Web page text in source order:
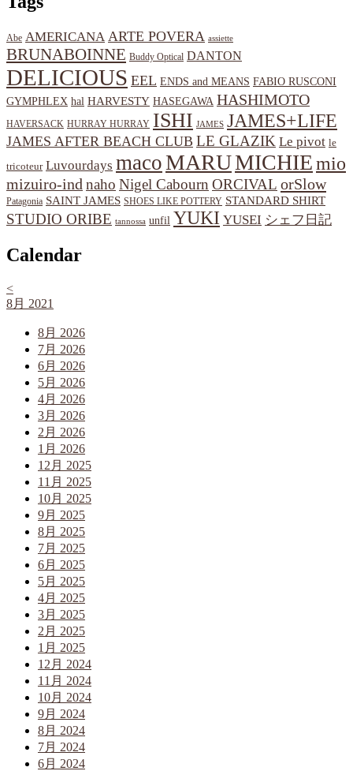
Abe AMERICANA ARTE POVERA assiette
BRUNABOINNE Buddy Optical DANTON
DELICIOUS EEL ENDS and MEANS FABIO RUSCONI
GYMPHLEX hal HARVESTY HASEGAWA HASHIMOTO
HAVERSACK HURRAY HURRAY ISHI JAMES JAMES+LIFE
JAMES AFTER BEACH CLUB LE GLAZIK Le pivot le
tricoteur Luvourdays macoMARUMICHIEmio
mizuiro-ind naho Nigel Cabourn ORCIVAL orSlow
Patagonia SAINT JAMES SHOES LIKE POTTERY STANDARD SHIRT
STUDIO ORIBE tannossa unfil YUKI YUSEI シェフ日記
Calendar
<
8月 2021
8月 2026
7月 2026
6月 2026
5月 2026
4月 2026
3月 2026
2月 2026
1月 2026
12月 2025
11月 2025
10月 2025
9月 2025
8月 2025
7月 2025
6月 2025
5月 2025
4月 2025
3月 2025
2月 2025
1月 2025
12月 2024
11月 2024
10月 2024
9月 2024
8月 2024
7月 2024
6月 2024